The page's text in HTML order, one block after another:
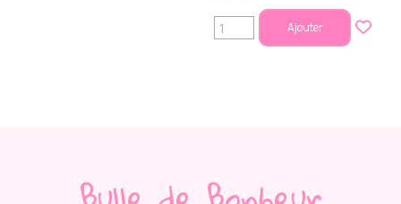
Ajouter